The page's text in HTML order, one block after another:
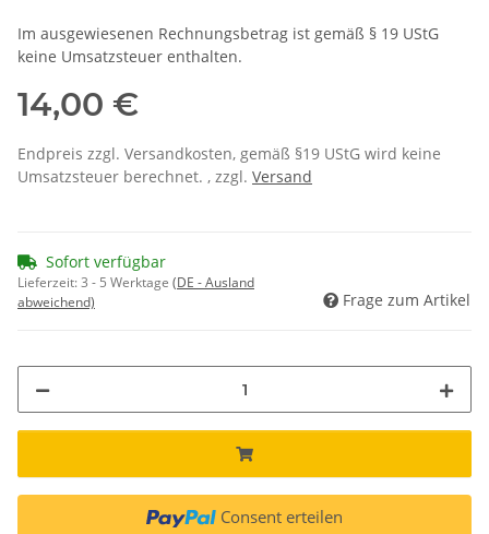
Im ausgewiesenen Rechnungsbetrag ist gemäß § 19 UStG
keine Umsatzsteuer enthalten.
14,00 €
Endpreis zzgl. Versandkosten, gemäß §19 UStG wird keine
Umsatzsteuer berechnet. , zzgl. Versand
Sofort verfügbar
Lieferzeit:3 - 5 Werktage (DE - Ausland
abweichend)
Frage zum Artikel
Consent erteilen